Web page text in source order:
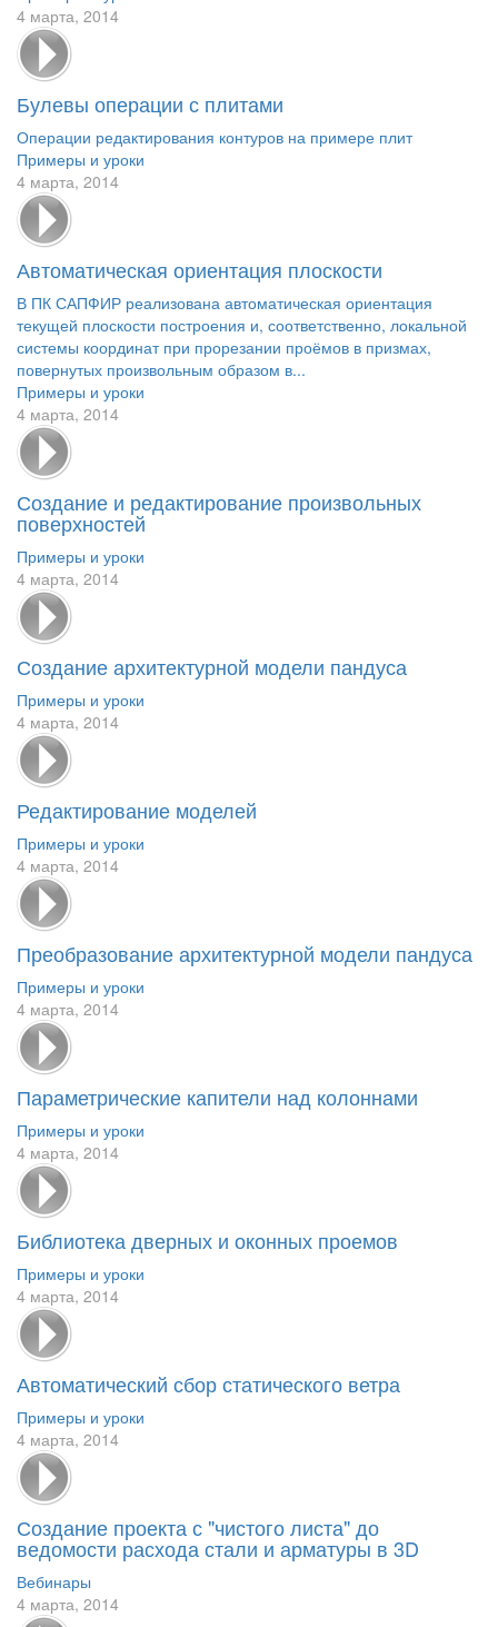
4 марта, 2014
Булевы операции с плитами
Операции редактирования контуров на примере плит
Примеры и уроки
4 марта, 2014
Автоматическая ориентация плоскости
В ПК САПФИР реализована автоматическая ориентация
текущей плоскости построения и, соответственно, локальной
системы координат при прорезании проёмов в призмах,
повернутых произвольным образом в...
Примеры и уроки
4 марта, 2014
Создание и редактирование произвольных
поверхностей
Примеры и уроки
4 марта, 2014
Создание архитектурной модели пандуса
Примеры и уроки
4 марта, 2014
Редактирование моделей
Примеры и уроки
4 марта, 2014
Преобразование архитектурной модели пандуса
Примеры и уроки
4 марта, 2014
Параметрические капители над колоннами
Примеры и уроки
4 марта, 2014
Библиотека дверных и оконных проемов
Примеры и уроки
4 марта, 2014
Автоматический сбор статического ветра
Примеры и уроки
4 марта, 2014
Создание проекта с "чистого листа" до
ведомости расхода стали и арматуры в 3D
Вебинары
4 марта, 2014